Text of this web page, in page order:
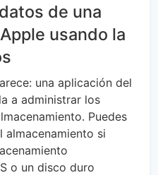
de una
usando la
una aplicación del
a administrar los
Puedes
almacenamiento si
o un disco duro